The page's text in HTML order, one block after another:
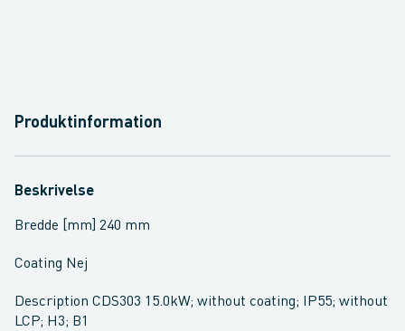
Produktinformation
Beskrivelse
Bredde [mm] 240 mm
Coating Nej
Description CDS303 15.0kW; without coating; IP55; without
LCP; H3; B1